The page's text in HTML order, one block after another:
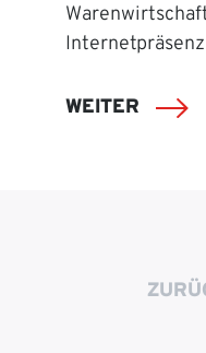
WEITER